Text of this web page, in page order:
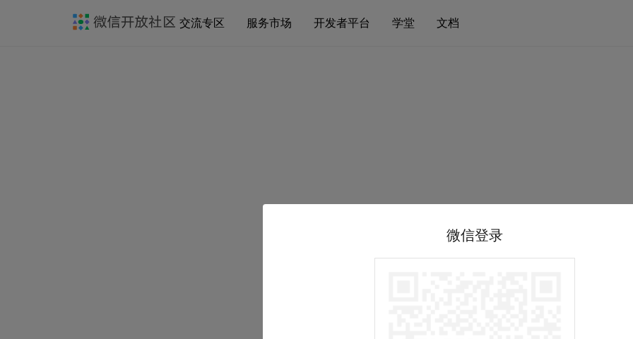
交流专区 服务市场 开发者平台 学堂 文档
微信登录